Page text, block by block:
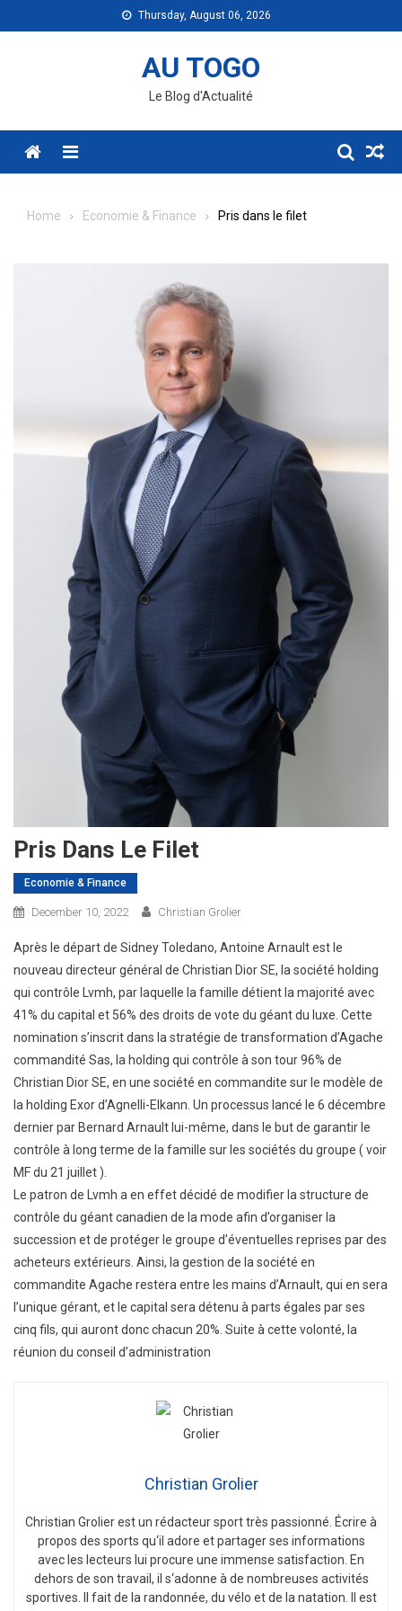
to
Thursday, August 06, 2026
AU TOGO
Le Blog d'Actualité
Menu
Home Economie & Finance Pris dans le filet
Pris Dans Le Filet
Economie & Finance
December 10, 2022 Christian Grolier
Après le départ de Sidney Toledano, Antoine Arnault est le
nouveau directeur général de Christian Dior SE, la société holding
qui contrôle Lvmh, par laquelle la famille détient la majorité avec
41% du capital et 56% des droits de vote du géant du luxe. Cette
nomination s’inscrit dans la stratégie de transformation d’Agache
commandité Sas, la holding qui contrôle à son tour 96% de
Christian Dior SE, en une société en commandite sur le modèle de
la holding Exor d’Agnelli-Elkann. Un processus lancé le 6 décembre
dernier par Bernard Arnault lui-même, dans le but de garantir le
contrôle à long terme de la famille sur les sociétés du groupe ( voir
MF du 21 juillet ).
Le patron de Lvmh a en effet décidé de modifier la structure de
contrôle du géant canadien de la mode afin d’organiser la
succession et de protéger le groupe d’éventuelles reprises par des
acheteurs extérieurs. Ainsi, la gestion de la société en
commandite Agache restera entre les mains d’Arnault, qui en sera
l’unique gérant, et le capital sera détenu à parts égales par ses
cinq fils, qui auront donc chacun 20%. Suite à cette volonté, la
réunion du conseil d’administration
Christian Grolier
Christian Gro lierestun rédacteursporttrès passionné Écrire à
propos des sports qu‘il adore etpartagerses informations
avec les lecteurs ui procure une immense satisfaction En
dehors de son travail , il s‘adonne à de nombreuses activités
sportives faitde la randonnée, du vé lo etde la natation
est